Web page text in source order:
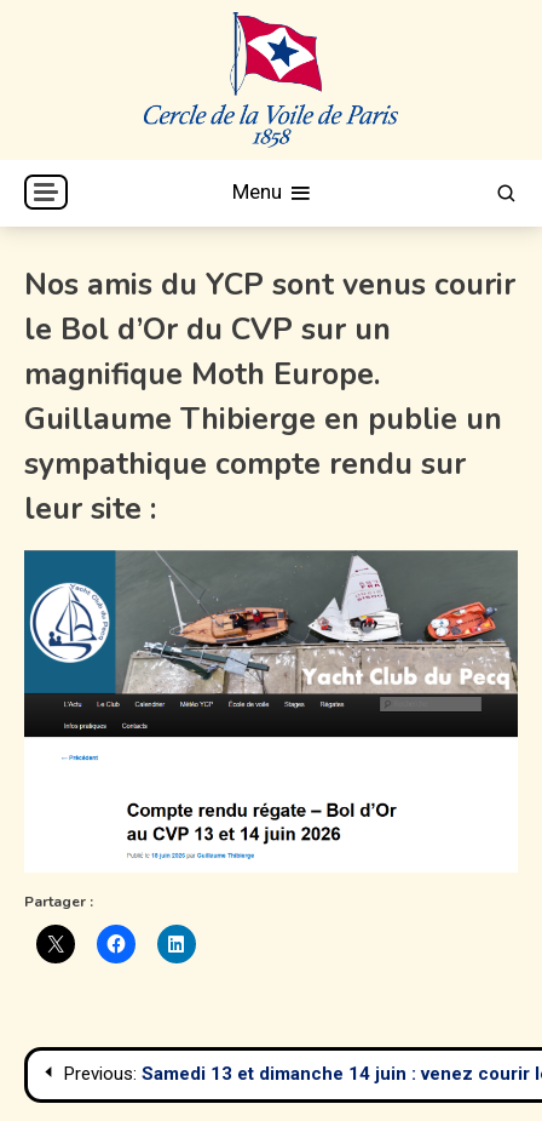
CVP
Cercle de la Voile de Paris
Menu
Nos amis du YCP sont venus courir
le Bol d’Or du CVP sur un
magnifique Moth Europe.
Guillaume Thibierge en publie un
sympathique compte rendu sur
leur site :
Partager :
Navigation
Previous: Samedi 13 et dimanche 14 juin : venez courir